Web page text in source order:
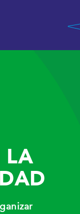
LA